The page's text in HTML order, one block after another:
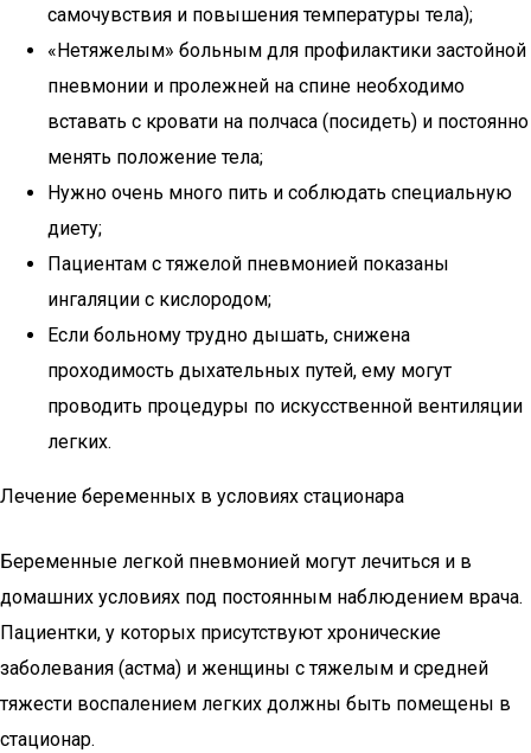
самочувствия и повышения температуры тела);
«Нетяжелым» больным для профилактики застойной
пневмонии и пролежней на спине необходимо
вставать с кровати на полчаса (посидеть) и постоянно
менять положение тела;
Нужно очень много пить и соблюдать специальную
диету;
Пациентам с тяжелой пневмонией показаны
ингаляции с кислородом;
Если больному трудно дышать, снижена
проходимость дыхательных путей, ему могут
проводить процедуры по искусственной вентиляции
легких.
Лечение беременных в условиях стационара
Беременные легкой пневмонией могут лечиться и в
домашних условиях под постоянным наблюдением врача.
Пациентки, у которых присутствуют хронические
заболевания (астма) и женщины с тяжелым и средней
тяжести воспалением легких должны быть помещены в
стационар.